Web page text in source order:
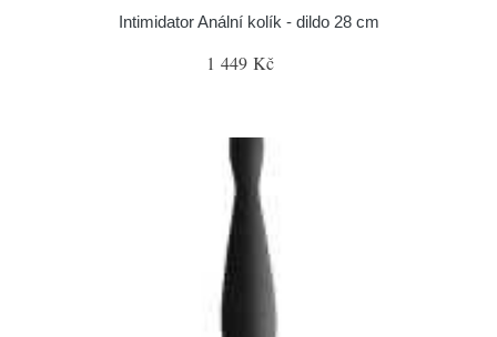
Intimidator Anální kolík - dildo 28 cm
1 449 Kč